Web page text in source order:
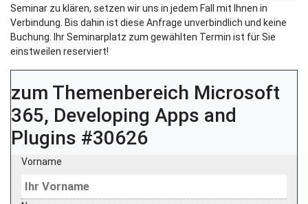
Seminar zu klären, setzen wir uns in jedem Fall mit Ihnen in
Verbindung. Bis dahin ist diese Anfrage unverbindlich und keine
Buchung. Ihr Seminarplatz zum gewählten Termin ist für Sie
einstweilen reserviert!
zum Themenbereich Microsoft
365, Developing Apps and
Plugins #30626
Vorname